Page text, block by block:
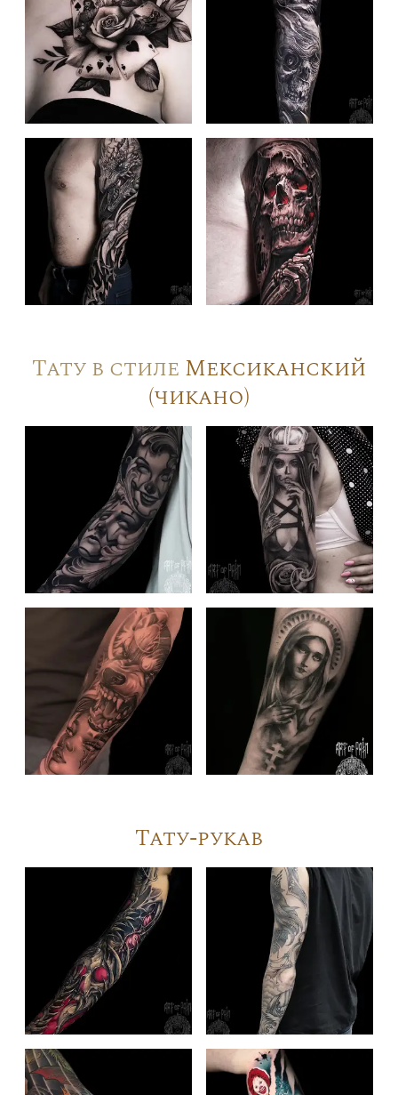
Тату в стиле Мексиканский
(чикано)
Тату-рукав